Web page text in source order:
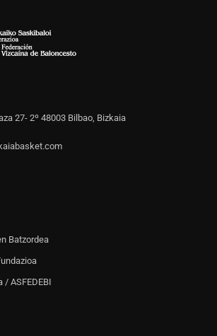
27- 2º 48003 Bilbao, Bizkaia
Batzordea
/ ASFEDEBI